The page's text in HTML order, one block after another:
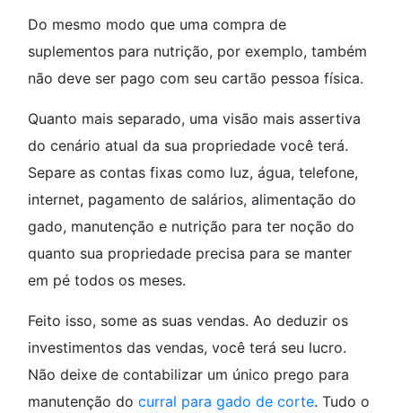
Do mesmo modo que uma compra de
suplementos para nutrição, por exemplo, também
não deve ser pago com seu cartão pessoa física.
Quanto mais separado, uma visão mais assertiva
do cenário atual da sua propriedade você terá.
Separe as contas fixas como luz, água, telefone,
internet, pagamento de salários, alimentação do
gado, manutenção e nutrição para ter noção do
quanto sua propriedade precisa para se manter
em pé todos os meses.
Feito isso, some as suas vendas. Ao deduzir os
investimentos das vendas, você terá seu lucro.
Não deixe de contabilizar um único prego para
manutenção do curral para gado de corte. Tudo o